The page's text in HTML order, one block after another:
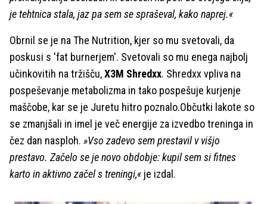
je tehtnica stala, jaz pa sem se spraševal, kako naprej.«
Obrnil se je na The Nutrition, kjer so mu svetovali, da
poskusi s 'fat burnerjem'. Svetovali so mu enega najbolj
učinkovitih na tržišču,X3M Shredxx. Shredxx vpliva na
pospeševanje metabolizma in tako pospešuje kurjenje
maščobe, kar se je Juretu hitro poznalo.Občutki lakote so
se zmanjšali in imel je več energije za izvedbo treninga in
čez dan nasploh. »Vso zadevo sem prestavil v višjo
prestavo. Začelo se je novo obdobje: kupil sem si fitnes
karto in aktivno začel s treningi,« je izdal.